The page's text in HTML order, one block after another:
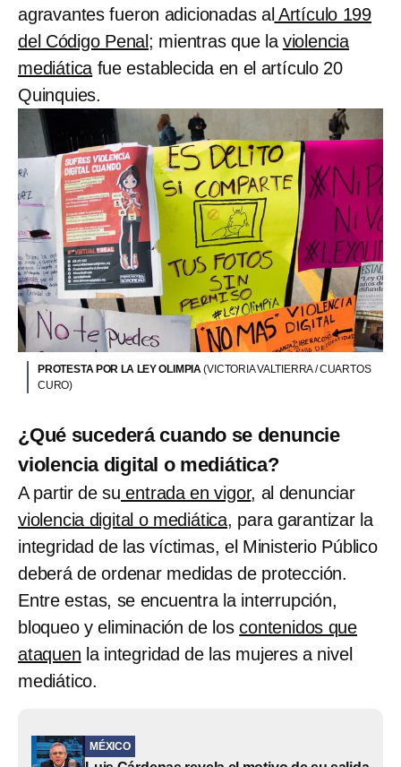
agravantes fueron adicionadas al Artículo 199
del Código Penal ; mientras que la violencia
mediática fue establecida en el artículo 20
Quinquies.
PROTESTA POR LA LEY OLIMPIA(VICTORIA VALTIERRA / CUARTOS
CURO)
¿Qué sucederá cuando se denuncie
violencia digital o mediática?
A partir de su entrada en vigor, al denunciar
violencia digital o mediática, para garantizar la
integridad de las víctimas, el Ministerio Público
deberá de ordenar medidas de protección.
Entre estas, se encuentra la interrupción,
bloqueo y eliminación de loscontenidos que
ataquen la integridad de las mujeres a nivel
mediático.
MÉXICO